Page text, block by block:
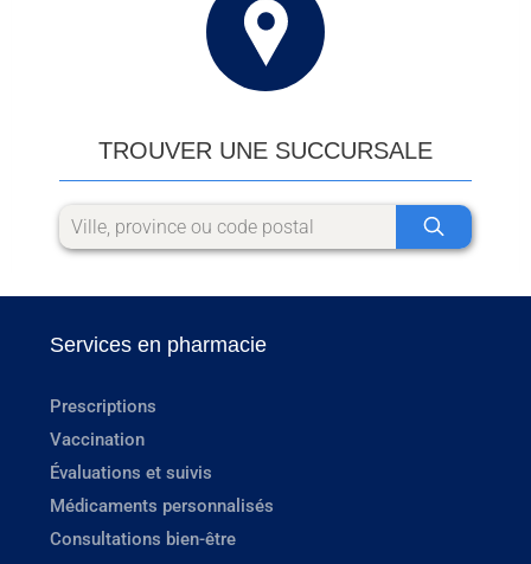
TROUVER UNE SUCCURSALE
Services en pharmacie
Prescriptions
Vaccination
Évaluations et suivis
Médicaments personnalisés
Consultations bien-être